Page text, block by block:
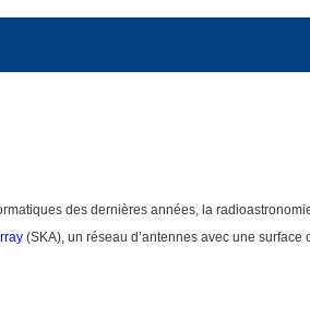
des dernières années, la
(SKA), un réseau d’antennes avec une surface